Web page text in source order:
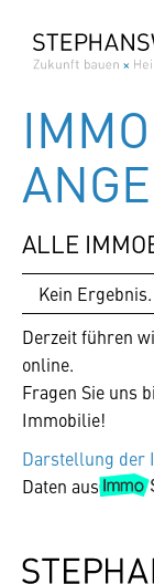
Inhalt
springen
ALLE
Kein Ergebnis.
Derzeit führen
online.
Fragen Sie uns
Immobilie!
Darstellung der
Daten aus